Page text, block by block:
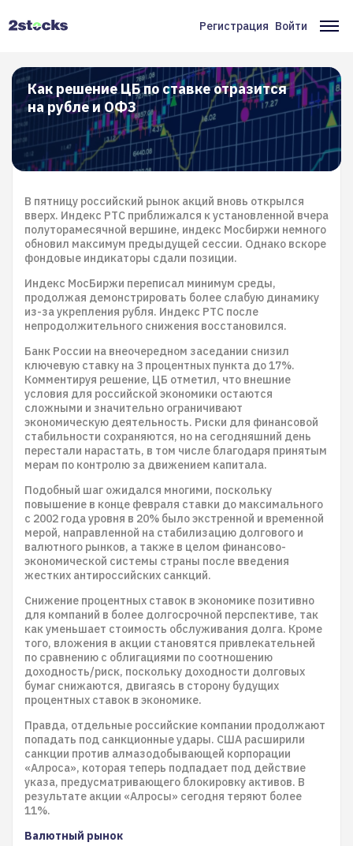
Меню
учётной
записи
пользователя
Регистрация Войти
Как решение ЦБ по ставке отразится
на рубле и ОФЗ
В пятницу российский рынок акций вновь открылся
вверх. Индекс РТС приближался к установленной вчера
полуторамесячной вершине, индекс Мосбиржи немного
обновил максимум предыдущей сессии. Однако вскоре
фондовые индикаторы сдали позиции.
Индекс МосБиржи переписал минимум среды,
продолжая демонстрировать более слабую динамику
из-за укрепления рубля. Индекс РТС после
непродолжительного снижения восстановился.
Банк России на внеочередном заседании снизил
ключевую ставку на 3 процентных пункта до 17%.
Комментируя решение, ЦБ отметил, что внешние
условия для российской экономики остаются
сложными и значительно ограничивают
экономическую деятельность. Риски для финансовой
стабильности сохраняются, но на сегодняшний день
перестали нарастать, в том числе благодаря принятым
мерам по контролю за движением капитала.
Подобный шаг ожидался многими, поскольку
повышение в конце февраля ставки до максимального
с 2002 года уровня в 20% было экстренной и временной
мерой, направленной на стабилизацию долгового и
валютного рынков, а также в целом финансово-
экономической системы страны после введения
жестких антироссийских санкций.
Снижение процентных ставок в экономике позитивно
для компаний в более долгосрочной перспективе, так
как уменьшает стоимость обслуживания долга. Кроме
того, вложения в акции становятся привлекательней
по сравнению с облигациями по соотношению
доходность/риск, поскольку доходности долговых
бумаг снижаются, двигаясь в сторону будущих
процентных ставок в экономике.
Правда, отдельные российские компании продолжают
попадать под санкционные удары. США расширили
санкции против алмазодобывающей корпорации
«Алроса», которая теперь подпадает под действие
указа, предусматривающего блокировку активов. В
результате акции «Алросы» сегодня теряют более
11%.
Валютный рынок